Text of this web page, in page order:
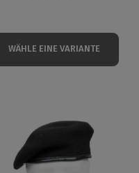
WÄHLE EINE VARIANTE